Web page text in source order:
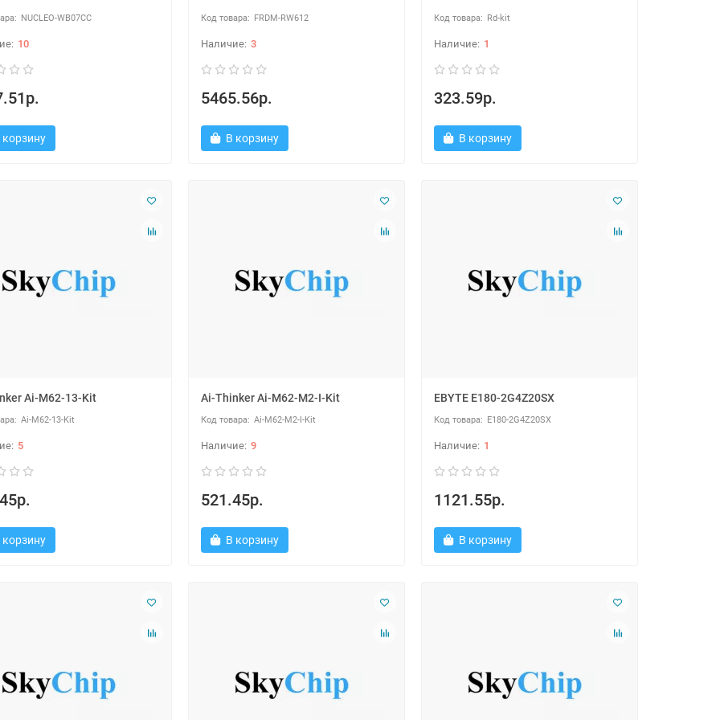
NUCLEO-WB07CC
10
корзину
FRDM-RW612
3
5465.56р.
В корзину
Rd-kit
1
323.59р.
В корзину
Ai-M62-13-Kit
Ai-M62-13-Kit
5
корзину
Ai-Thinker Ai-M62-M2-I-Kit
Ai-M62-M2-I-Kit
9
521.45р.
В корзину
EBYTE E180-2G4Z20SX
E180-2G4Z20SX
1
1121.55р.
В корзину